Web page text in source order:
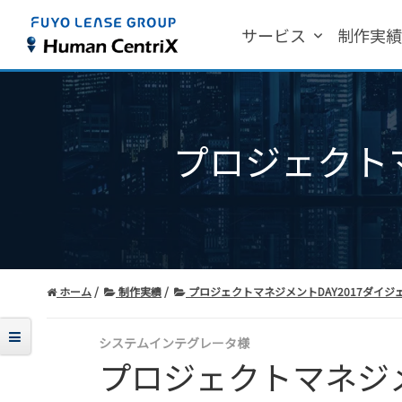
サービス 制作実績
プロジェク
ホーム 制作実績 プロジェクトマネジメントDAY2017ダイジ
システムインテグレータ様
プロジェクトマネ